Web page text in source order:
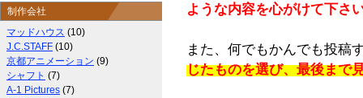
ような内容を心がけて下さ
また、何でもかんでも投稿
じたものを選び、最後まで
制作会社
マッドハウス (10)
J.C.STAFF (10)
京都アニメーション (9)
シャフト (7)
A-1 Pictures (7)